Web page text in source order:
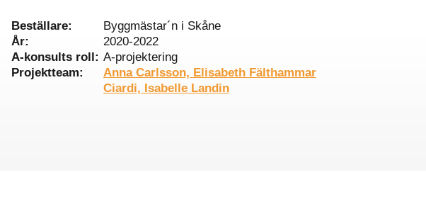
Beställare:
Byggmästar´n i Skåne
År:
2020-2022
A-konsults roll: A-projektering
Projektteam:
Anna Carlsson, Elisabeth Fälthammar
Ciardi, Isabelle Landin